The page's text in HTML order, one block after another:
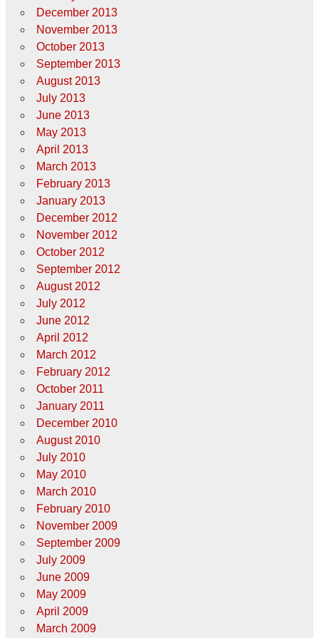
December 2013
November 2013
October 2013
September 2013
August 2013
July 2013
June 2013
May 2013
April 2013
March 2013
February 2013
January 2013
December 2012
November 2012
October 2012
September 2012
August 2012
July 2012
June 2012
April 2012
March 2012
February 2012
October 2011
January 2011
December 2010
August 2010
July 2010
May 2010
March 2010
February 2010
November 2009
September 2009
July 2009
June 2009
May 2009
April 2009
March 2009